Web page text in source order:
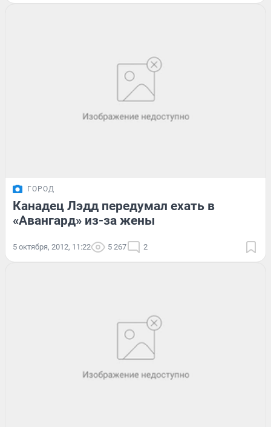
ГОРОД
Канадец Лэдд передумал ехать в
«Авангард» из-за жены
5 октября, 2012, 11:22 5 267 2